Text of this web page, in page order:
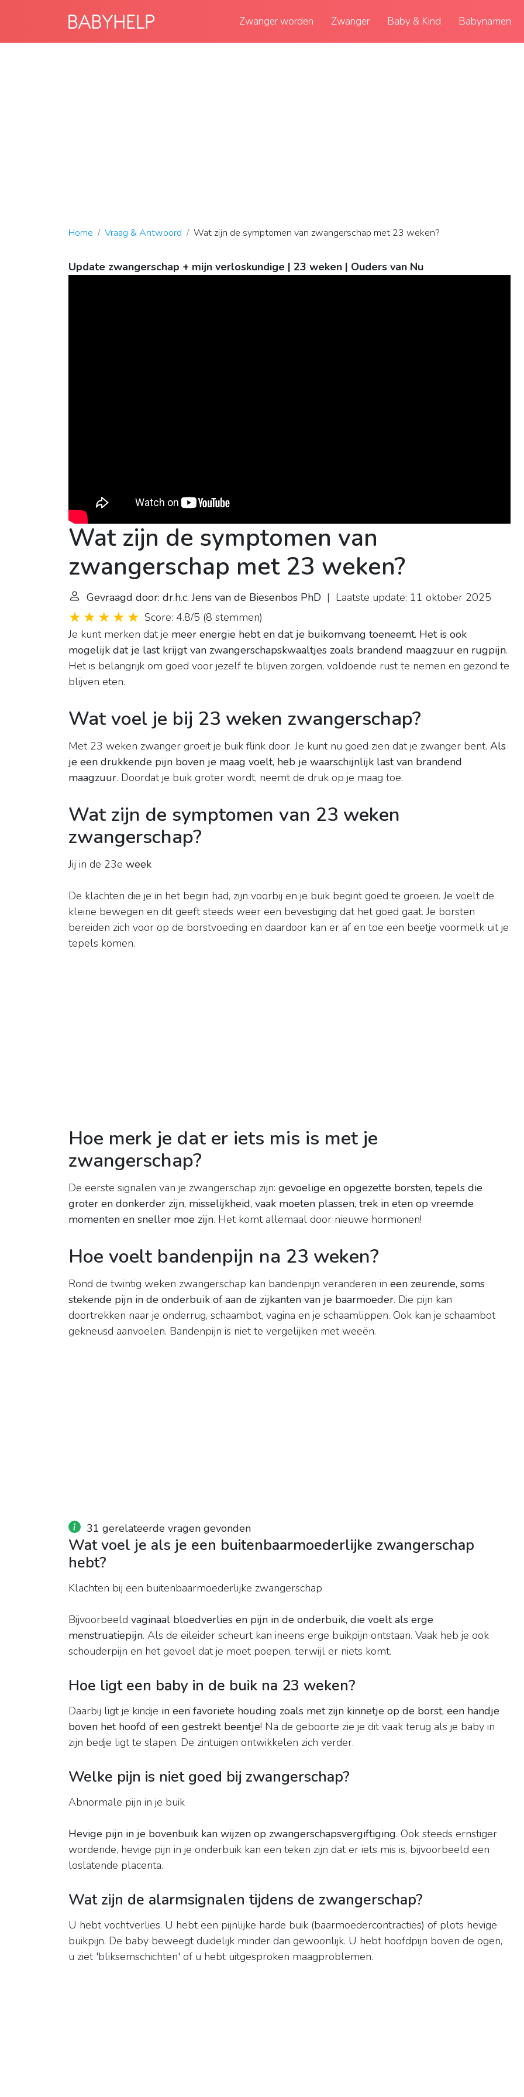
Zwanger worden Zwanger Baby & Kind Babynamen
Home Vraag & Antwoord Wat zijn de symptomen van zwangerschap met 23 weken?
Update zwangerschap + mijn verloskundige | 23 weken | Ouders van Nu
Wat zijn de symptomen van
zwangerschap met 23 weken?
Gevraagd door: dr.h.c. Jens van de Biesenbos PhD | Laatste update: 11 oktober 2025
Score: 4.8/5 (8 stemmen)
Je kunt merken dat je meer energie hebt en dat je buikomvang toeneemt. Het is ook
mogelijk dat je last krijgt van zwangerschapskwaaltjes zoals brandend maagzuur en rugpijn.
Het is belangrijk om goed voor jezelf te blijven zorgen, voldoende rust te nemen en gezond te
blijven eten.
Wat voel je bij 23 weken zwangerschap?
Met 23 weken zwanger groeit je buik flink door. Je kunt nu goed zien dat je zwanger bent. Als
je een drukkende pijn boven je maag voelt, heb je waarschijnlijk last van brandend
maagzuur. Doordat je buik groter wordt, neemt de druk op je maag toe.
Wat zijn de symptomen van 23 weken
zwangerschap?
Jij in de 23e week
De klachten die je in het begin had, zijn voorbij en je buik begint goed te groeien. Je voelt de
kleine bewegen en dit geeft steeds weer een bevestiging dat het goed gaat. Je borsten
bereiden zich voor op de borstvoeding en daardoor kan er af en toe een beetje voormelk uit je
tepels komen.
Hoe merk je dat er iets mis is met je
zwangerschap?
De eerste signalen van je zwangerschap zijn: gevoelige en opgezette borsten, tepels die
groter en donkerder zijn, misselijkheid, vaak moeten plassen, trek in eten op vreemde
momenten en sneller moe zijn. Het komt allemaal door nieuwe hormonen!
Hoe voelt bandenpijn na 23 weken?
Rond de twintig weken zwangerschap kan bandenpijn veranderen in een zeurende, soms
stekende pijn in de onderbuik of aan de zijkanten van je baarmoeder. Die pijn kan
doortrekken naar je onderrug, schaambot, vagina en je schaamlippen. Ook kan je schaambot
gekneusd aanvoelen. Bandenpijn is niet te vergelijken met weeën.
31 gerelateerde vragen gevonden
Wat voel je als je een buitenbaarmoederlijke zwangerschap
hebt?
Klachten bij een buitenbaarmoederlijke zwangerschap
Bijvoorbeeld vaginaal bloedverlies en pijn in de onderbuik, die voelt als erge
menstruatiepijn. Als de eileider scheurt kan ineens erge buikpijn ontstaan. Vaak heb je ook
schouderpijn en het gevoel dat je moet poepen, terwijl er niets komt.
Hoe ligt een baby in de buik na 23 weken?
Daarbij ligt je kindje in een favoriete houding zoals met zijn kinnetje op de borst, een handje
boven het hoofd of een gestrekt beentje! Na de geboorte zie je dit vaak terug als je baby in
zijn bedje ligt te slapen. De zintuigen ontwikkelen zich verder.
Welke pijn is niet goed bij zwangerschap?
Abnormale pijn in je buik
Hevige pijn in je bovenbuik kan wijzen op zwangerschapsvergiftiging. Ook steeds ernstiger
wordende, hevige pijn in je onderbuik kan een teken zijn dat er iets mis is, bijvoorbeeld een
loslatende placenta.
Wat zijn de alarmsignalen tijdens de zwangerschap?
U hebt vochtverlies. U hebt een pijnlijke harde buik (baarmoedercontracties) of plots hevige
buikpijn. De baby beweegt duidelijk minder dan gewoonlijk. U hebt hoofdpijn boven de ogen,
u ziet 'bliksemschichten' of u hebt uitgesproken maagproblemen.